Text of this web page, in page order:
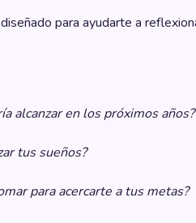
para ayudarte a
alcanzar en los próximos años?
tus sueños?
para acercarte a tus metas?